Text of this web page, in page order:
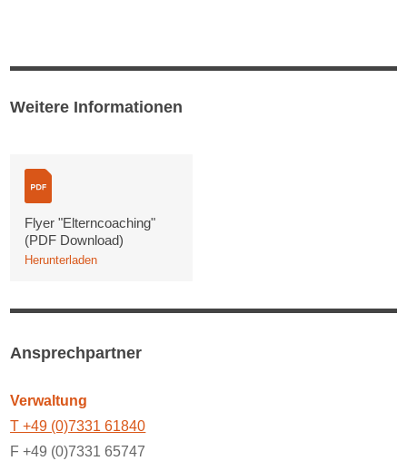
Weitere Informationen
Flyer "Elterncoaching"
(PDF Download)
Herunterladen
Ansprechpartner
Verwaltung
T +49 (0)7331 61840
F +49 (0)7331 65747